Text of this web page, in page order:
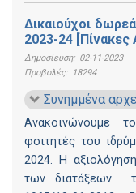
Δικαιούχοι
2023-24 [Πίνακες
Δημοσίευση: 02-11-2023
Προβολές: 18294
Συνημμένα
Ανακοινώνουμε
φοιτητές του
2024. Η
των διατάξεων